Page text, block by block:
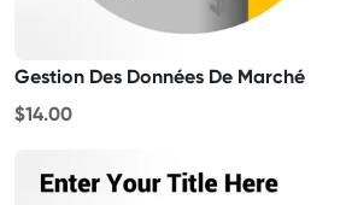
Gestion Des Données De Marché
$14.00